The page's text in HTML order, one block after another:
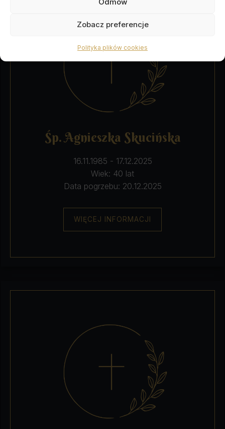
Zobacz preferencje
Polityka plików cookies
Śp. Agnieszka Skucińska
16.11.1985 - 17.12.2025
Wiek: 40 lat
Data pogrzebu: 20.12.2025
WIĘCEJ INFORMACJI